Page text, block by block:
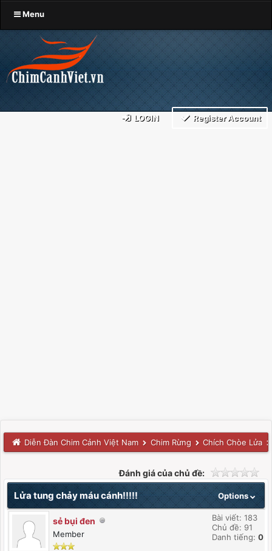
Menu
LOGIN Register Account
Diễn Đàn Chim Cảnh Việt Nam Chim Rừng Chích Chòe Lửa
Đánh giá của chủ đề:
Options
Lửa tung chảy máu cánh!!!!!
sẻ bụi đen
Member
Bài viết: 183
Chủ đề: 91
Danh tiếng: 0